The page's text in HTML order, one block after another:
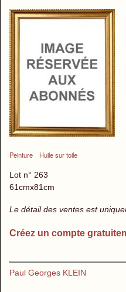
Peinture Huile sur toile
Lot n° 263
61cmx81cm
Le détail des ventes est
Créez un compte
Paul Georges KLEIN